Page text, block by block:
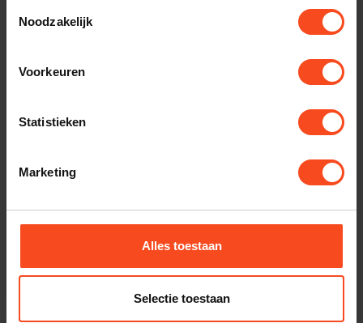
Noodzakelijk
Voorkeuren
Statistieken
Marketing
Alles toestaan
Selectie toestaan
Reviews
Specificaties
Gerelateerde producten
Grado iGe3 €149,00
Recent bekeken